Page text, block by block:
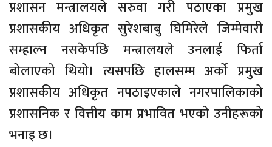
प्रशासन मन्त्रालयले सरुवा गरी पठाएका प्रमुख
प्रशासकीय अधिकृत सुरेशबाबु घिमिरेले जिम्मेवारी
सम्हाल्न नसकेपछि मन्त्रालयले उनलाई फिर्ता
बोलाएको थियो। त्यसपछि हालसम्म अर्को प्रमुख
प्रशासकीय अधिकृत नपठाइएकाले नगरपालिकाको
प्रशासनिक र वित्तीय काम प्रभावित भएको उनीहरूको
भनाइ छ।